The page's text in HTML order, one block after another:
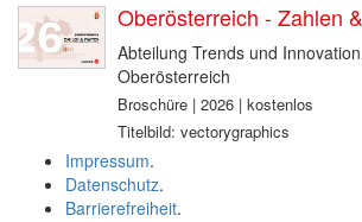
Oberösterreich - Zahlen
Abteilung Trends und
Oberösterreich
Broschüre | 2026 | kostenlos
Titelbild: vectorygraphics
Impressum.
Datenschutz.
Barrierefreiheit.